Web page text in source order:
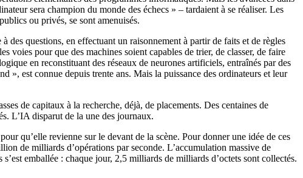
sera champion du monde des échecs » – tardaient à se réaliser. Les
ou privés, se sont amenuisés.
des questions, en effectuant un raisonnement à partir de faits et de règles
voies pour que des machines soient capables de trier, de classer, de faire
en reconstituant des réseaux de neurones artificiels, entraînés par des
», est connue depuis trente ans. Mais la puissance des ordinateurs et leur
de capitaux à la recherche, déjà, de placements. Des centaines de
L’IA disparut de la une des journaux.
qu’elle revienne sur le devant de la scène. Pour donner une idée de ces
de milliards d’opérations par seconde. L’accumulation massive de
emballée : chaque jour, 2,5 milliards de milliards d’octets sont collectés.